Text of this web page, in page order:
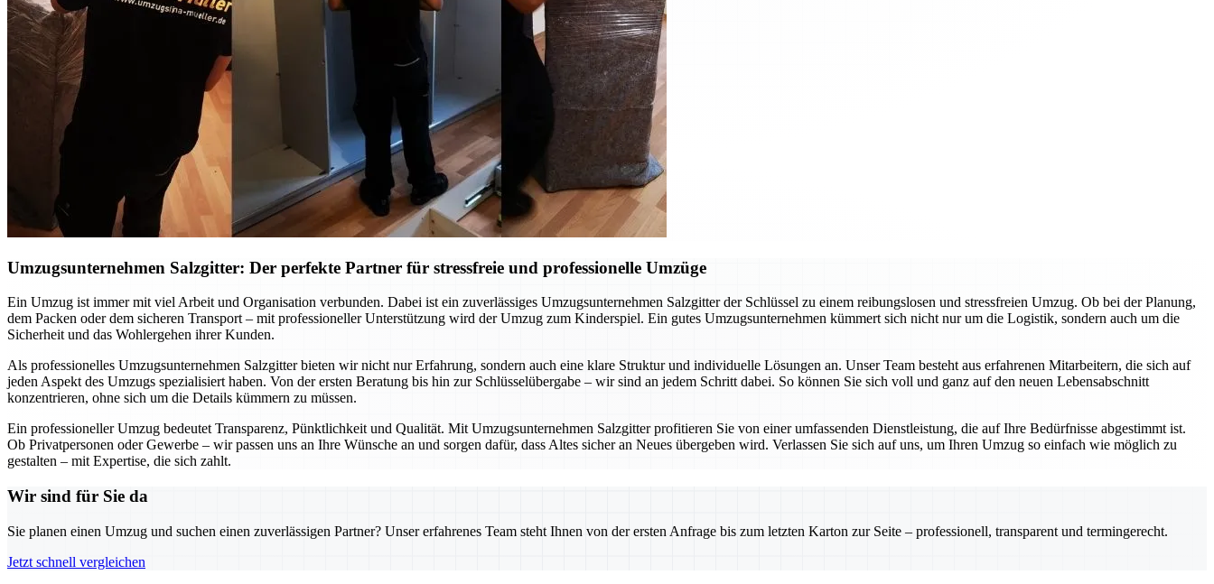
Umzugsunternehmen Salzgitter: Der perfekte Partner für stressfreie und professionelle Umzüge
Ein Umzug ist immer mit viel Arbeit und Organisation verbunden. Dabei ist ein zuverlässiges Umzugsunternehmen Salzgitter der Schlüssel zu einem reibungslosen und stressfreien Umzug. Ob bei der Planung,
dem Packen oder dem sicheren Transport – mit professioneller Unterstützung wird der Umzug zum Kinderspiel. Ein gutes Umzugsunternehmen kümmert sich nicht nur um die Logistik, sondern auch um die
Sicherheit und das Wohlergehen ihrer Kunden.
Als professionelles Umzugsunternehmen Salzgitter bieten wir nicht nur Erfahrung, sondern auch eine klare Struktur und individuelle Lösungen an. Unser Team besteht aus erfahrenen Mitarbeitern, die sich auf
jeden Aspekt des Umzugs spezialisiert haben. Von der ersten Beratung bis hin zur Schlüsselübergabe – wir sind an jedem Schritt dabei. So können Sie sich voll und ganz auf den neuen Lebensabschnitt
konzentrieren, ohne sich um die Details kümmern zu müssen.
Ein professioneller Umzug bedeutet Transparenz, Pünktlichkeit und Qualität. Mit Umzugsunternehmen Salzgitter profitieren Sie von einer umfassenden Dienstleistung, die auf Ihre Bedürfnisse abgestimmt ist.
Ob Privatpersonen oder Gewerbe – wir passen uns an Ihre Wünsche an und sorgen dafür, dass Altes sicher an Neues übergeben wird. Verlassen Sie sich auf uns, um Ihren Umzug so einfach wie möglich zu
gestalten – mit Expertise, die sich zahlt.
Wir sind für Sie da
Sie planen einen Umzug und suchen einen zuverlässigen Partner? Unser erfahrenes Team steht Ihnen von der ersten Anfrage bis zum letzten Karton zur Seite – professionell, transparent und termingerecht.
Jetzt schnell vergleichen